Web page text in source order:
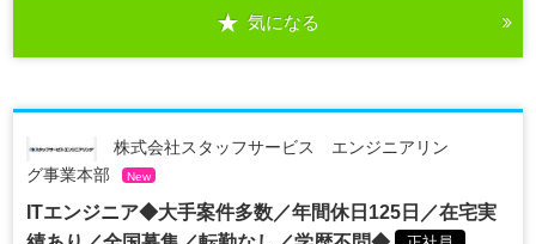
気になる
株式会社スタッフサービス エンジニアリン
グ事業本部
New
ITエンジニア◆大手案件多数／年間休日125日／在宅実